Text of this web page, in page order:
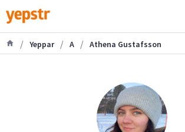
/ Yeppar / A / Athena Gustafsson